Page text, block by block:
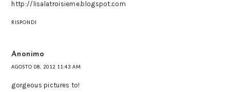
http://lisalatroisieme.blogspot.com
RISPONDI
Anonimo
AGOSTO 08, 2012 11:43 AM
gorgeous pictures to!